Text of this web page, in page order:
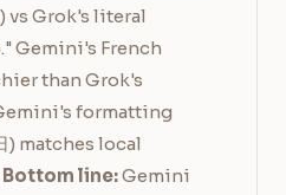
vs Grok's literal
Gemini's French
than Grok's
formatting
) matches local
Bottom line:Gemini